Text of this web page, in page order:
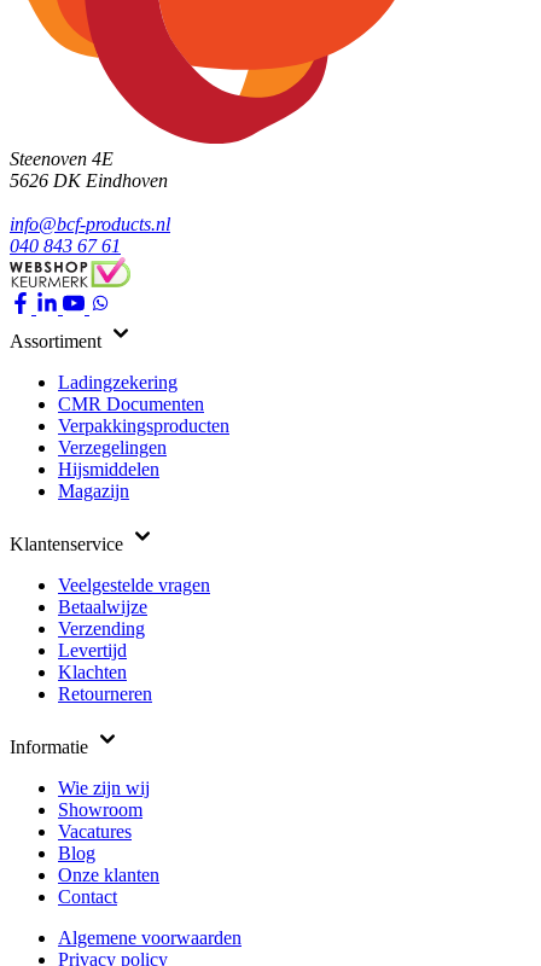
Steenoven 4E
5626 DK Eindhoven
info@bcf-products.nl
040 843 67 61
Assortiment
Ladingzekering
CMR Documenten
Verpakkingsproducten
Verzegelingen
Hijsmiddelen
Magazijn
Klantenservice
Veelgestelde vragen
Betaalwijze
Verzending
Levertijd
Klachten
Retourneren
Informatie
Wie zijn wij
Showroom
Vacatures
Blog
Onze klanten
Contact
Algemene voorwaarden
Privacy policy